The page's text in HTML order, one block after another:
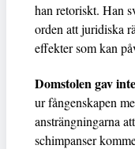
han retoriskt. Han
orden att juridiska
effekter som kan
Domstolen gav
ur fångenskapen
ansträngningarna
schimpanser